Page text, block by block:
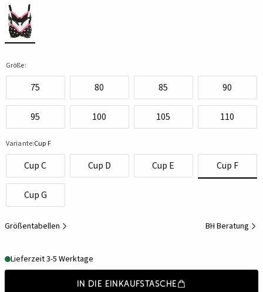
Größe:
75 80 85 90
95 100 105 110
Variante:Cup F
Cup C Cup D Cup E Cup F
Cup G
Größentabellen BH Beratung
Lieferzeit 3-5 Werktage
In die Einkaufstasche